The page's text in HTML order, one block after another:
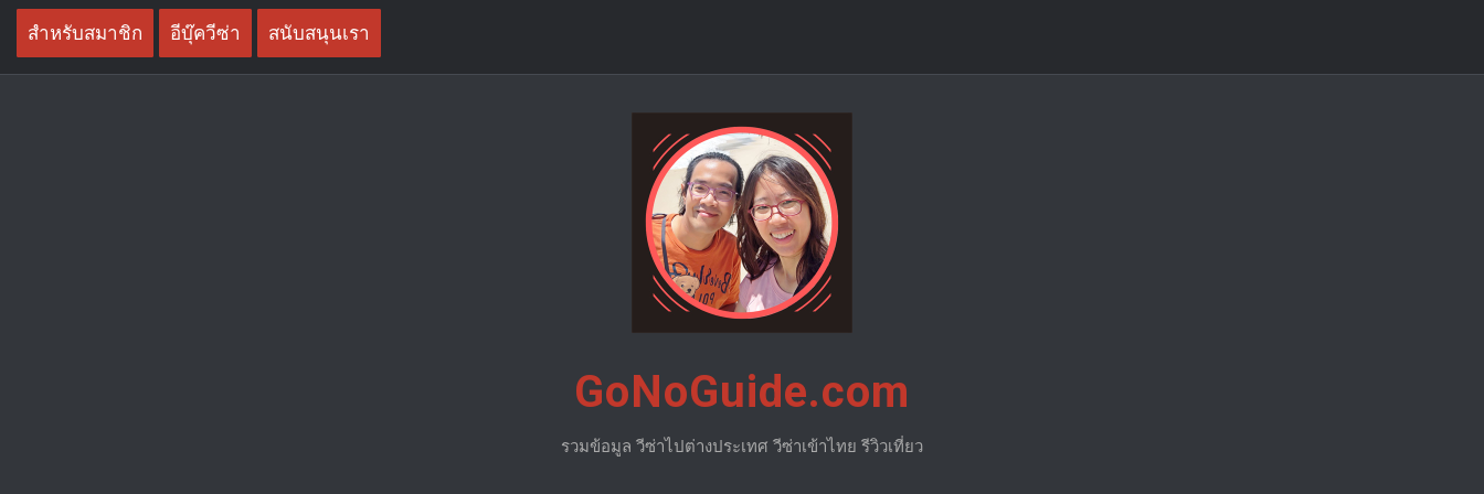
Skip
content
สำหรับสมาชิก อีบุ๊ควีซ่า สนับสนุนเรา
GoNoGuide.com
รวมข้อมูล วีซ่าไปต่างประเทศ วีซ่าเข้าไทย รีวิวเที่ยว